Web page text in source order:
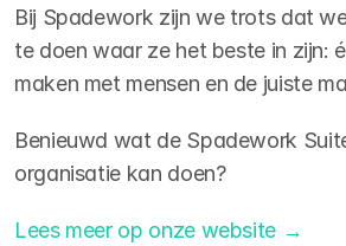
Bij Spadework zijn we trots dat
te doen waar ze het beste in zijn:
maken met mensen en de juiste
Benieuwd wat de Spadework
organisatie kan doen?
Lees meer op onze website →